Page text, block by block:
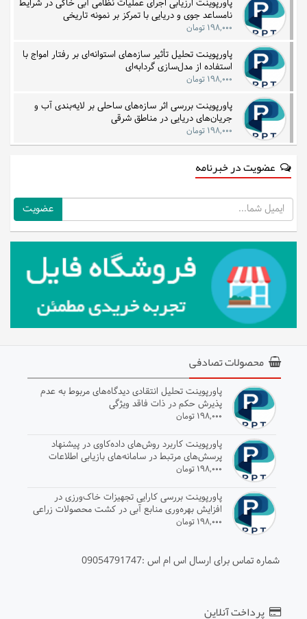
پاورپوینت ارزیابی اجرای عملیات نظامی آبی خاکی در شرایط
نامساعد جوی و دریایی با تمرکز بر نمونه تاریخی
۱۹۸,۰۰۰ تومان
پاورپوینت تحلیل تأثیر سازه‌های استوانه‌ای بر رفتار امواج با
استفاده از مدل‌سازی گردابه‌ای
۱۹۸,۰۰۰ تومان
پاورپوینت بررسی اثر سازه‌های ساحلی بر لایه‌بندی آب و
جریان‌های دریایی در مناطق شرقی
۱۹۸,۰۰۰ تومان
عضویت در خبرنامه
ایمیل
محصولات تصادفی
پاورپوینت تحلیل انتقادی دیدگاه‌های مربوط به عدم
پذیرش حکم در ذات فاقد ویژگی
۱۹۸,۰۰۰ تومان
پاورپوینت کاربرد روش‌های داده‌کاوی در پیشنهاد
پرسش‌های مرتبط در سامانه‌های بازیابی اطلاعات
۱۹۸,۰۰۰ تومان
پاورپوینت بررسی کارایی تجهیزات خاک‌ورزی در
افزایش بهره‌وری منابع آبی در کشت محصولات زراعی
۱۹۸,۰۰۰ تومان
شماره تماس برای ارسال اس ام اس :09054791747
پرداخت آنلاین